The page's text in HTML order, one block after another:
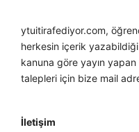
ytuitirafediyor.com,
herkesin içerik
kanuna göre yayın
talepleri için bize mail
İletişim